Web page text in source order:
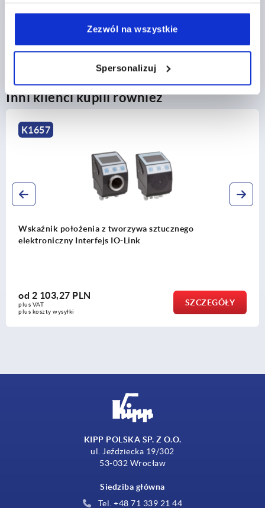
Zezwól na wszystkie
Spersonalizuj
POBIERANIE
Inni klienci kupili również
SZCZEGÓŁY
Wskaźnik położenia z wałem
nierdzewnej, 5 dekad
433,80 PLN
plus koszty wysyłki
KIPP POLSKA SP. Z O.O.
ul. Jeździecka 19/302
53-032 Wrocław
Siedziba główna
Tel. +48 71 339 21 44